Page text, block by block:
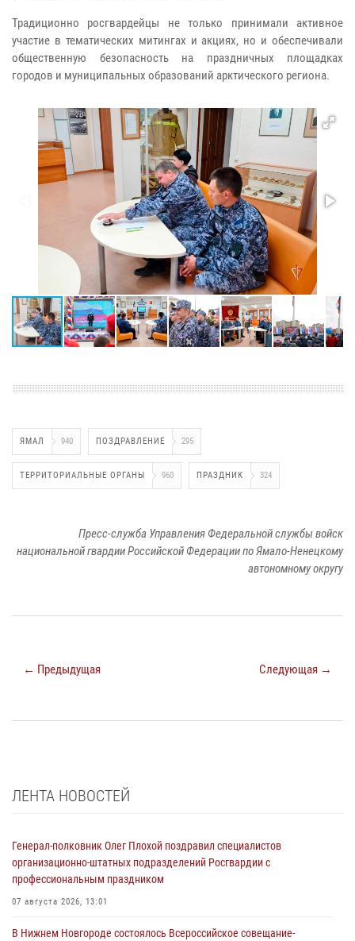
Традиционно росгвардейцы не только принимали активное
участие в тематических митингах и акциях, но и обеспечивали
общественную безопасность на праздничных площадках
городов и муниципальных образований арктического региона.
ЯМАЛ 940 ПОЗДРАВЛЕНИЕ 295
ТЕРРИТОРИАЛЬНЫЕ ОРГАНЫ 960 ПРАЗДНИК 324
Пресс-служба Управления Федеральной службы войск
национальной гвардии Российской Федерации по Ямало-Ненецкому
автономному округу
← Предыдущая Следующая →
ЛЕНТА НОВОСТЕЙ
Генерал-полковник Олег Плохой поздравил специалистов
организационно-штатных подразделений Росгвардии с
профессиональным праздником
07 августа 2026, 13:01
В Нижнем Новгороде состоялось Всероссийское совещание-